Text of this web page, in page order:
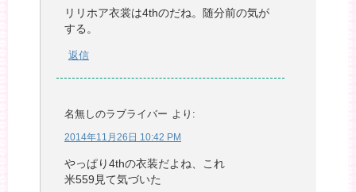
リリホア衣裳は4thのだね。随分前の気が
する。
返信
名無しのラブライバー より:
2014年11月26日 10:42 PM
やっぱり4thの衣装だよね、これ
米559見て気づいた